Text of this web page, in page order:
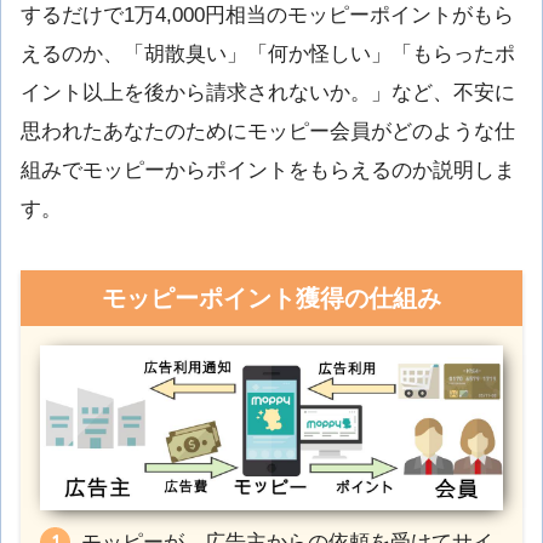
するだけで1万4,000円相当のモッピーポイントがもら
えるのか、「胡散臭い」「何か怪しい」「もらったポ
イント以上を後から請求されないか。」など、不安に
思われたあなたのためにモッピー会員がどのような仕
組みでモッピーからポイントをもらえるのか説明しま
す。
モッピーポイント獲得の仕組み